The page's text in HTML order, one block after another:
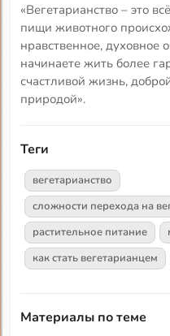
«Вегетарианство – это
пищи животного
нравственное, духовное
начинаете жить более
счастливой жизнь,
природой».
Теги
вегетарианство
сложности перехода на
растительное питание
как стать вегетарианцем
Материалы по теме